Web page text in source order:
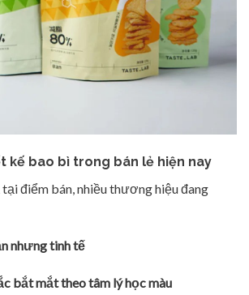
kế bao bì trong bán lẻ hiện nay
điểm bán, nhiều thương hiệu đang
nhưng tinh tế
bắt mắt theo tâm lý học màu